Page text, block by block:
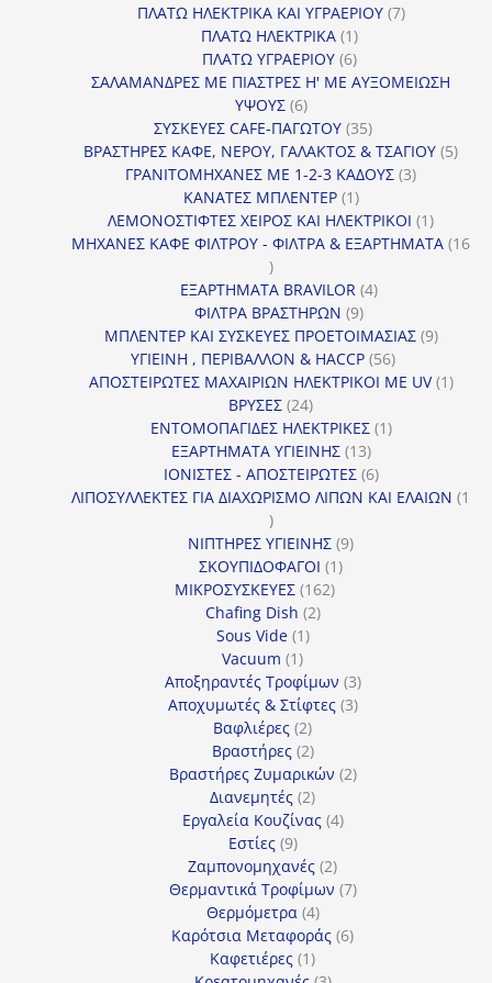
προϊόντα
ΠΛΑΤΩ ΗΛΕΚΤΡΙΚΑ ΚΑΙ ΥΓΡΑΕΡΙΟΥ 77
ΠΛΑΤΩ ΗΛΕΚΤΡΙΚΑ 11
προϊόν
ΠΛΑΤΩ ΥΓΡΑΕΡΙΟΥ 66
προϊόντα
ΣΑΛΑΜΑΝΔΡΕΣ ΜΕ ΠΙΑΣΤΡΕΣ Η' ΜΕ ΑΥΞΟΜΕΙΩΣΗ
ΥΨΟΥΣ 66
προϊόντα
ΣΥΣΚΕΥΕΣ CAFE-ΠΑΓΩΤΟΥ 3535
προϊόντα
ΒΡΑΣΤΗΡΕΣ ΚΑΦΕ, ΝΕΡΟΥ, ΓΑΛΑΚΤΟΣ & ΤΣΑΓΙΟΥ 55
ΓΡΑΝΙΤΟΜΗΧΑΝΕΣ ΜΕ 1-2-3 ΚΑΔΟΥΣ 33
ΚΑΝΑΤΕΣ ΜΠΛΕΝΤΕΡ 11
προϊόν
ΛΕΜΟΝΟΣΤΙΦΤΕΣ ΧΕΙΡΟΣ ΚΑΙ ΗΛΕΚΤΡΙΚΟΙ 11
προϊόν
ΜΗΧΑΝΕΣ ΚΑΦΕ ΦΙΛΤΡΟΥ - ΦΙΛΤΡΑ & ΕΞΑΡΤΗΜΑΤΑ 16
16
προϊόντα
ΕΞΑΡΤΗΜΑΤΑ BRAVILOR 44
ΦΙΛΤΡΑ ΒΡΑΣΤΗΡΩΝ 99
προϊόντα
ΜΠΛΕΝΤΕΡ ΚΑΙ ΣΥΣΚΕΥΕΣ ΠΡΟΕΤΟΙΜΑΣΙΑΣ 99
ΥΓΙΕΙΝΗ , ΠΕΡΙΒΑΛΛΟΝ & HACCP 5656
προϊόντα
ΑΠΟΣΤΕΙΡΩΤΕΣ ΜΑΧΑΙΡΙΩΝ ΗΛΕΚΤΡΙΚΟΙ ΜΕ UV 11
ΒΡΥΣΕΣ 2424
προϊόντα
ΕΝΤΟΜΟΠΑΓΙΔΕΣ ΗΛΕΚΤΡΙΚΕΣ 11
ΕΞΑΡΤΗΜΑΤΑ ΥΓΙΕΙΝΗΣ 1313
προϊόντα
ΙΟΝΙΣΤΕΣ - ΑΠΟΣΤΕΙΡΩΤΕΣ 66
προϊόντα
ΛΙΠΟΣΥΛΛΕΚΤΕΣ ΓΙΑ ΔΙΑΧΩΡΙΣΜΟ ΛΙΠΩΝ ΚΑΙ ΕΛΑΙΩΝ 1
1
προϊόν
ΝΙΠΤΗΡΕΣ ΥΓΙΕΙΝΗΣ 99
ΣΚΟΥΠΙΔΟΦΑΓΟΙ 11
ΜΙΚΡΟΣΥΣΚΕΥΕΣ 162162
Chafing Dish 22
Sous Vide 11
Vacuum 11
προϊόν
Αποξηραντές Τροφίμων 33
προϊόντα
Αποχυμωτές & Στίφτες 33
Βαφλιέρες 22
προϊόντα
Βραστήρες 22
προϊόντα
Βραστήρες Ζυμαρικών 22
Διανεμητές 22
προϊόντα
Εργαλεία Κουζίνας 44
Εστίες 99
προϊόντα
Ζαμπονομηχανές 22
προϊόντα
Θερμαντικά Τροφίμων 77
Θερμόμετρα 44
προϊόντα
Καρότσια Μεταφοράς 66
Καφετιέρες 11